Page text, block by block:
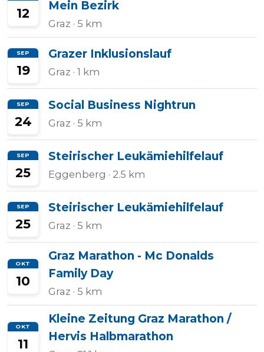
12 Mein Bezirk
Graz · 5 km
SEP
19
Grazer Inklusionslauf
Graz · 1 km
SEP
24
Social Business Nightrun
Graz · 5 km
SEP
25
Steirischer Leukämiehilfelauf
Eggenberg · 2.5 km
SEP
25
Steirischer Leukämiehilfelauf
Graz · 5 km
OKT
10
Graz Marathon - Mc Donalds
Family Day
Graz · 5 km
OKT
11
Kleine Zeitung Graz Marathon /
Hervis Halbmarathon